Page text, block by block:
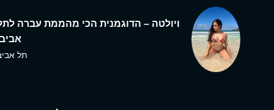
ויולטה – הדוגמנית הכי מהממת עברה
תל